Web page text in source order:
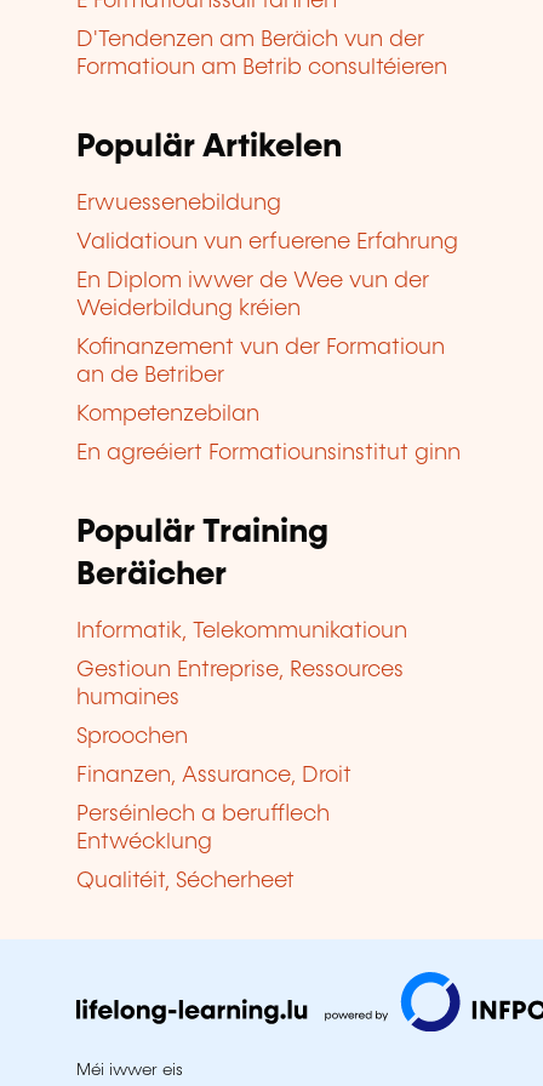
D'Tendenzen am Beräich vun der
Formatioun am Betrib consultéieren
Populär Artikelen
Erwuessenebildung
Validatioun vun erfuerene Erfahrung
En Diplom iwwer de Wee vun der
Weiderbildung kréien
Kofinanzement vun der Formatioun
an de Betriber
Kompetenzebilan
En agreéiert Formatiounsinstitut ginn
Populär Training
Beräicher
Informatik, Telekommunikatioun
Gestioun Entreprise, Ressources
humaines
Sproochen
Finanzen, Assurance, Droit
Perséinlech a berufflech
Entwécklung
Qualitéit, Sécherheet
Méi iwwer eis